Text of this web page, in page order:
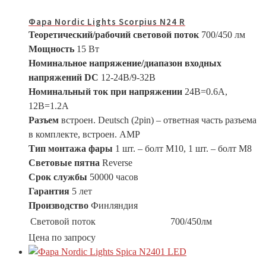
Фара Nordic Lights Scorpius N24 R
Теоретический/рабочий световой поток 700/450 лм
Мощность 15 Вт
Номинальное напряжение/диапазон входных
напряжений DC 12-24В/9-32В
Номинальный ток при напряжении 24В=0.6A,
12В=1.2A
Разъем встроен. Deutsch (2pin) – ответная часть разъема
в комплекте, встроен. АМР
Тип монтажа фары 1 шт. – болт М10, 1 шт. – болт М8
Световые пятна Reverse
Срок службы 50000 часов
Гарантия 5 лет
Производство Финляндия
Световой поток
700/450лм
Цена по запросу